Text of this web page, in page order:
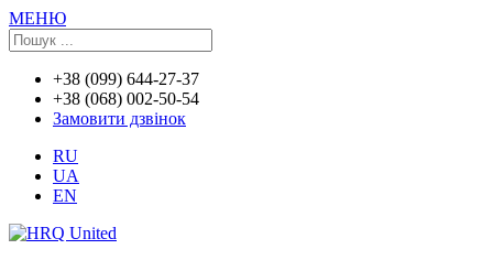
МЕНЮ
+38 (099) 644-27-37
+38 (068) 002-50-54
Замовити дзвінок
RU
UA
EN